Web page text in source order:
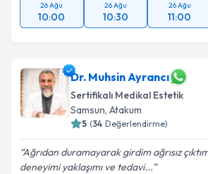
26 Ağu
10:00
26 Ağu
10:30
26 Ağu
11:00
Dr. Muhsin Ayrancı
Sertifikalı Medikal Estetik
Samsun, Atakum
5 (34 Değerlendirme)
Ağrıdan duramayarak girdim ağrısız
deneyimi yaklaşımı ve tedavi...